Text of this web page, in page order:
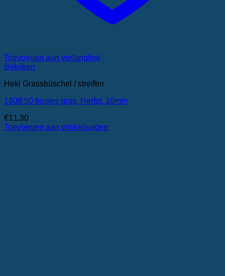
Toevoegen aan verlanglijst
Bekijken
Heki Grassbüschel / streifen
1808 50 bosjes gras, Herfst, 10mm
€11,30
Toevoegen aan winkelwagen